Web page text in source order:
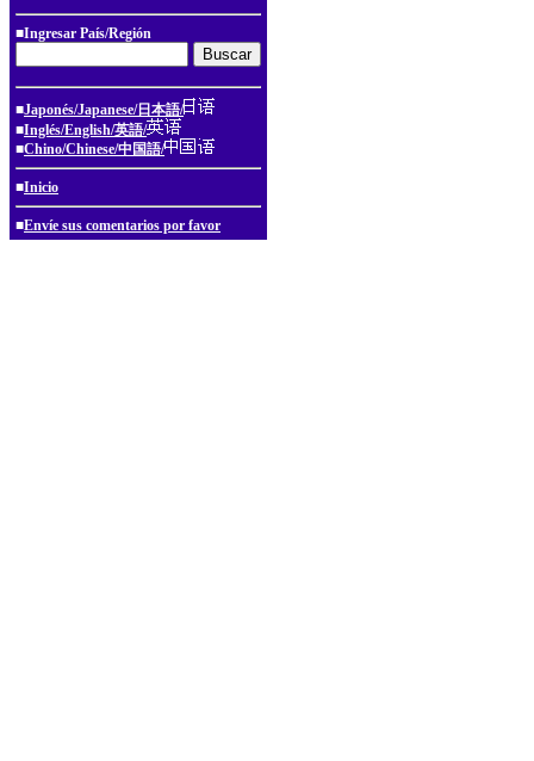
■Ingresar País/Región
■Japonés/Japanese/日本語/
■Inglés/English/英語/
■Chino/Chinese/中国語/
■Inicio
■Envíe sus comentarios por favor